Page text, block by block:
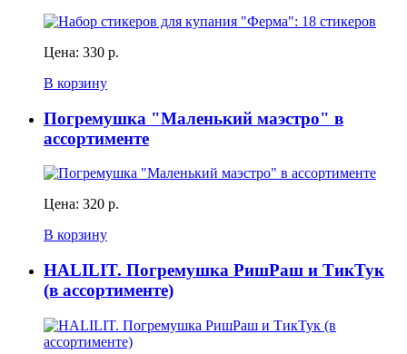
Цена: 330 р.
В корзину
Погремушка "Маленький маэстро" в
ассортименте
Цена: 320 р.
В корзину
HALILIT. Погремушка РишРаш и ТикТук
(в ассортименте)